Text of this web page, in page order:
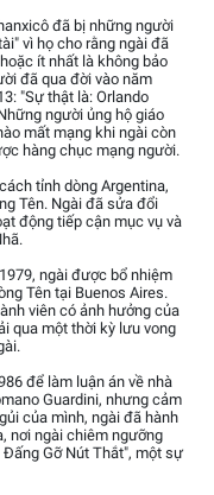
đã bị những người
vì họ cho rằng ngài đã
ít nhất là không bảo
đã qua đời vào năm
"Sự thật là: Orlando
người ủng hộ giáo
mất mạng khi ngài còn
hàng chục mạng người.
tỉnh dòng Argentina,
Tên. Ngài đã sửa đổi
động tiếp cận mục vụ và
ngài được bổ nhiệm
Tên tại Buenos Aires.
viên có ảnh hưởng của
qua một thời kỳ lưu vong
để làm luận án về nhà
Guardini, nhưng cảm
của mình, ngài đã hành
nơi ngài chiêm ngưỡng
Gỡ Nút Thắt", một sự